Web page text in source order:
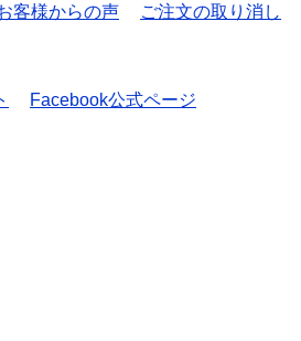
客様からの声 ご注文の取り消し
Facebook公式ページ